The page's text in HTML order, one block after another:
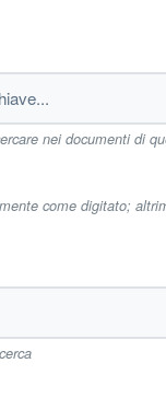
nei documenti di
come digitato;